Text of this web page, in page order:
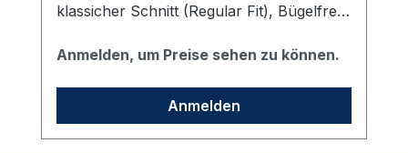
klassicher Schnitt (Regular Fit), Bügelfrei,
weitenverstellbare
Kombimannschette), Zwei Seitenfalten für
bessere Bewegungsfreiheit, Schwarze
Rose-Stick auf dem Dachschlitzbesatz.
Anmelden, um Preise sehen zu können.
Anmelden